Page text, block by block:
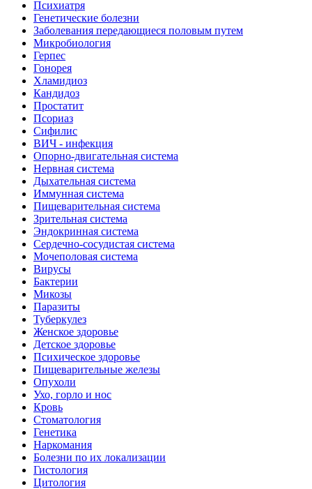
Психиатря
Генетические болезни
Заболевания передающиеся половым путем
Микробиология
Герпес
Гонорея
Хламидиоз
Кандидоз
Простатит
Псориаз
Сифилис
ВИЧ - инфекция
Опорно-двигательная система
Нервная система
Дыхательная система
Иммунная система
Пищеварительная система
Зрительная система
Эндокринная система
Сердечно-сосудистая система
Мочеполовая система
Вирусы
Бактерии
Микозы
Паразиты
Туберкулез
Женское здоровье
Детское здоровье
Психическое здоровье
Пищеварительные железы
Опухоли
Ухо, горло и нос
Кровь
Стоматология
Генетика
Наркомания
Болезни по их локализации
Гистология
Цитология